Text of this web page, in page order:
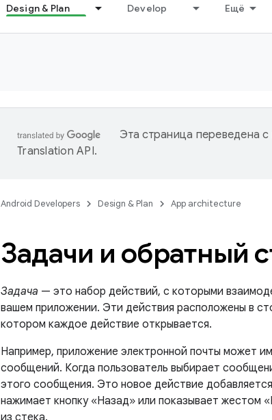
Design & Plan Develop Ещё
Эта страница переведена
Translation API.
Android Developers Design & Plan App architecture
Задачи и обратный
Задача — это набор действий, с которыми
вашем приложении. Эти действия расположены в
котором каждое действие открывается.
Например, приложение электронной почты может
сообщений. Когда пользователь выбирает
этого сообщения. Это новое действие
нажимает кнопку «Назад» или показывает жестом
из стека.